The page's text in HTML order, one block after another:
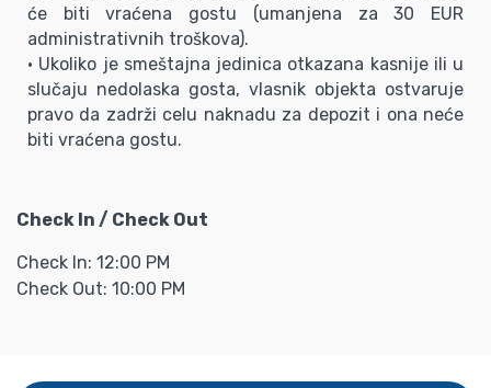
će biti vraćena gostu (umanjena za 30 EUR
administrativnih troškova).
• Ukoliko je smeštajna jedinica otkazana kasnije ili u
slučaju nedolaska gosta, vlasnik objekta ostvaruje
pravo da zadrži celu naknadu za depozit i ona neće
biti vraćena gostu.
Check In / Check Out
Check In: 12:00 PM
Check Out: 10:00 PM